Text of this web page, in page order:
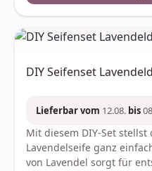
Ersatzartikel geliefert.
rondCS
DIY Seifenset
Lieferbar vom 12.08. bis
Mit diesem DIY-Set
Lavendelseife ganz
von Lavendel sorgt für